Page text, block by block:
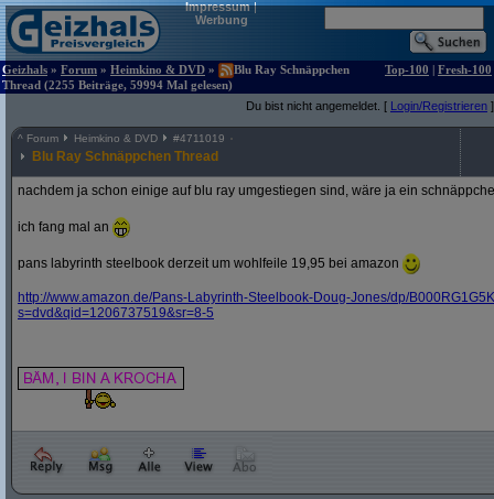
Impressum|
Werbung
Geizhals » Forum » Heimkino & DVD »
Blu Ray Schnäppchen
Thread (2255 Beiträge, 59994 Mal gelesen)
Top-100 | Fresh-100
Du bist nicht angemeldet. [ Login/Registrieren ]
^ Forum Heimkino & DVD #4711019
Blu Ray Schnäppchen Thread
nachdem ja schon einige auf blu ray umgestiegen sind, wäre ja ein
ich fang mal an
pans labyrinth steelbook derzeit um wohlfeile 19,95 bei amazon
http://www.amazon.de/Pans-Labyrinth-Steelbook-Doug-Jones/dp/
s=dvd&qid=1206737519&sr=8-5